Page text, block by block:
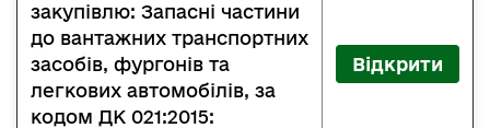
закупівлю: Запасні частини
до вантажних транспортних
засобів, фургонів та
легкових автомобілів, за
кодом ДК 021:2015:
Відкрити